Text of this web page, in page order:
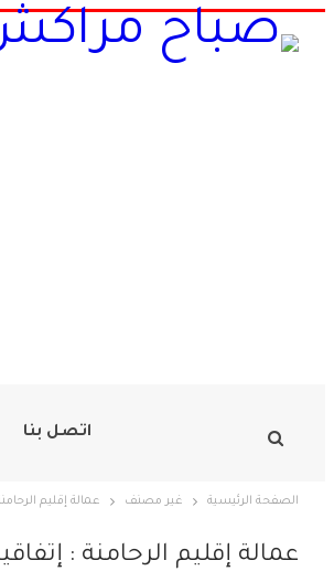
اتصل بنا
الصفحة الرئيسية غير مصنف عمالة إقليم
عمالة إقليم الرحامنة :